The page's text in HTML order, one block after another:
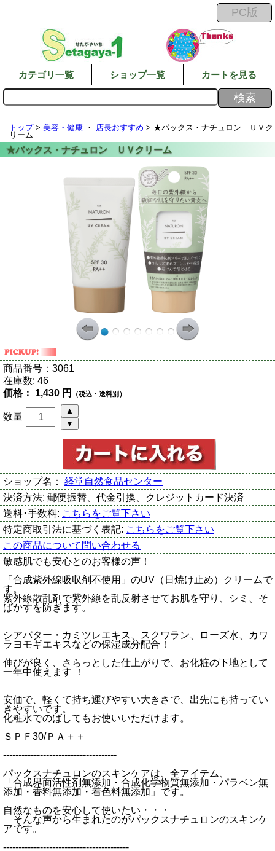
カテゴリ一覧 ショップ一覧 カートを見る
トップ> 美容・健康 ・ 店長おすすめ > ★パックス・ナチュロン ＵＶク
リーム
商品番号： 3061
在庫数: 46
価格： 1,430 円 （税込・送料別）
数量
ショップ名： 経堂自然食品センター
決済方法: 郵便振替、代金引換、クレジットカード決済
送料･手数料: こちらをご覧下さい
特定商取引法に基づく表記: こちらをご覧下さい
この商品について問い合わせる
敏感肌でも安心とのお客様の声！
「合成紫外線吸収剤不使用」のUV（日焼け止め）クリームで
す。
紫外線散乱剤で紫外線を乱反射させてお肌を守り、シミ、そ
ばかすを防ぎます。
シアバター・カミツレエキス、スクワラン、ローズ水、カワ
ラヨモギエキスなどの保湿成分配合！
伸びが良く、さらっとした仕上がりで、お化粧の下地として
一年中使えます ！
安価で、軽くて持ち運びやすい大きさで、出先にも持ってい
きやすいです。
化粧水でのばしてもお使いいただけます。
ＳＰＦ30/ＰＡ＋＋
-------------------------------------
パックスナチュロンのスキンケアは、全アイテム、
「合成界面活性剤無添加・合成化学物質無添加・パラベン無
添加・香料無添加・着色料無添加」です。
自然なものを安心して使いたい・・・
そんな声から生まれたのがパックスナチュロンのスキンケ
アです。
-----------------------------------------